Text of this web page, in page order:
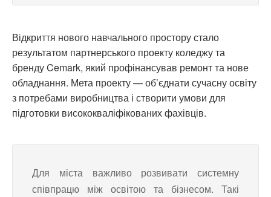
Відкриття нового навчального простору стало
результатом партнерського проекту коледжу та
бренду Cemark, який профінансував ремонт та нове
обладнання. Мета проекту — об’єднати сучасну освіту
з потребами виробництва і створити умови для
підготовки висококваліфікованих фахівців.
Для міста важливо розвивати системну
співпрацю між освітою та бізнесом. Такі